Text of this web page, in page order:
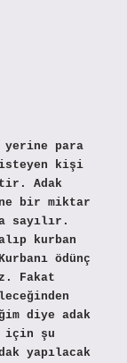
para
isteyen kişi
Adak
bir miktar
sayılır.
kurban
ödünç
Fakat
diye adak
için şu
yapılacak